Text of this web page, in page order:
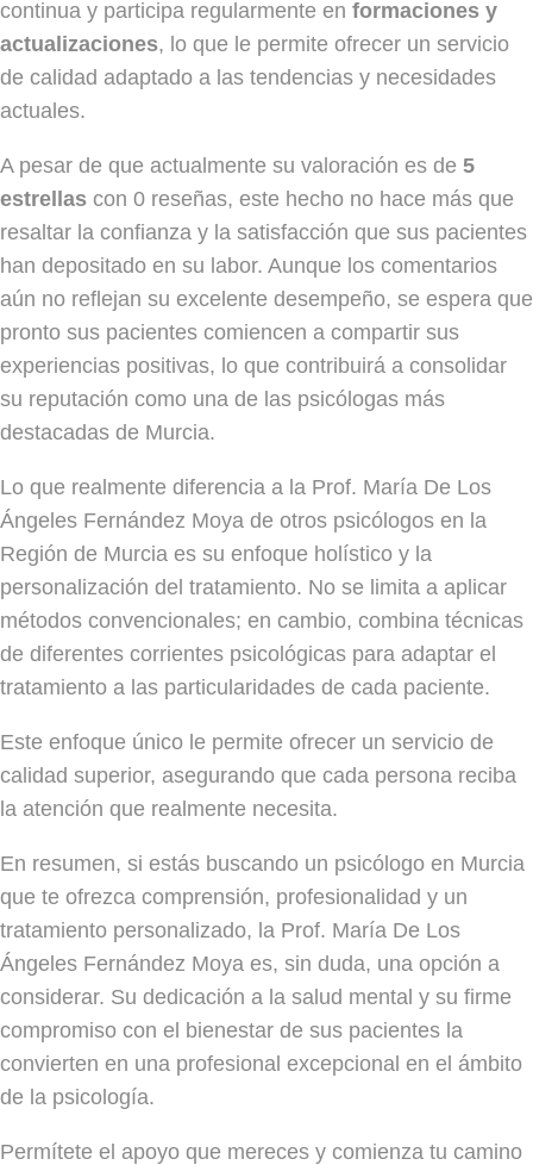
continua y participa regularmente en formaciones y
actualizaciones, lo que le permite ofrecer un servicio
de calidad adaptado a las tendencias y necesidades
actuales.
A pesar de que actualmente su valoración es de 5
estrellas con 0 reseñas, este hecho no hace más que
resaltar la confianza y la satisfacción que sus pacientes
han depositado en su labor. Aunque los comentarios
aún no reflejan su excelente desempeño, se espera que
pronto sus pacientes comiencen a compartir sus
experiencias positivas, lo que contribuirá a consolidar
su reputación como una de las psicólogas más
destacadas de Murcia.
Lo que realmente diferencia a la Prof. María De Los
Ángeles Fernández Moya de otros psicólogos en la
Región de Murcia es su enfoque holístico y la
personalización del tratamiento. No se limita a aplicar
métodos convencionales; en cambio, combina técnicas
de diferentes corrientes psicológicas para adaptar el
tratamiento a las particularidades de cada paciente.
Este enfoque único le permite ofrecer un servicio de
calidad superior, asegurando que cada persona reciba
la atención que realmente necesita.
En resumen, si estás buscando un psicólogo en Murcia
que te ofrezca comprensión, profesionalidad y un
tratamiento personalizado, la Prof. María De Los
Ángeles Fernández Moya es, sin duda, una opción a
considerar. Su dedicación a la salud mental y su firme
compromiso con el bienestar de sus pacientes la
convierten en una profesional excepcional en el ámbito
de la psicología.
Permítete el apoyo que mereces y comienza tu camino